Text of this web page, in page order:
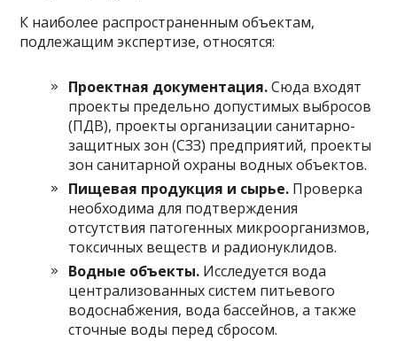
К наиболее распространенным объектам,
подлежащим экспертизе, относятся:
Проектная документация.Сюда входят
проекты предельно допустимых выбросов
(ПДВ), проекты организации санитарно-
защитных зон (СЗЗ) предприятий, проекты
зон санитарной охраны водных объектов.
Пищевая продукция и сырье. Проверка
необходима для подтверждения
отсутствия патогенных микроорганизмов,
токсичных веществ и радионуклидов.
Водные объекты. Исследуется вода
централизованных систем питьевого
водоснабжения, вода бассейнов, а также
сточные воды перед сбросом.